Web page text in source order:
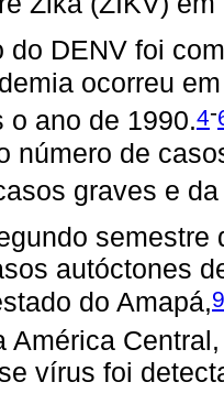
do DENV foi
ocorreu
o ano de 1990.4-
número de
graves e
autóctones
do Amapá,9
América
vírus foi